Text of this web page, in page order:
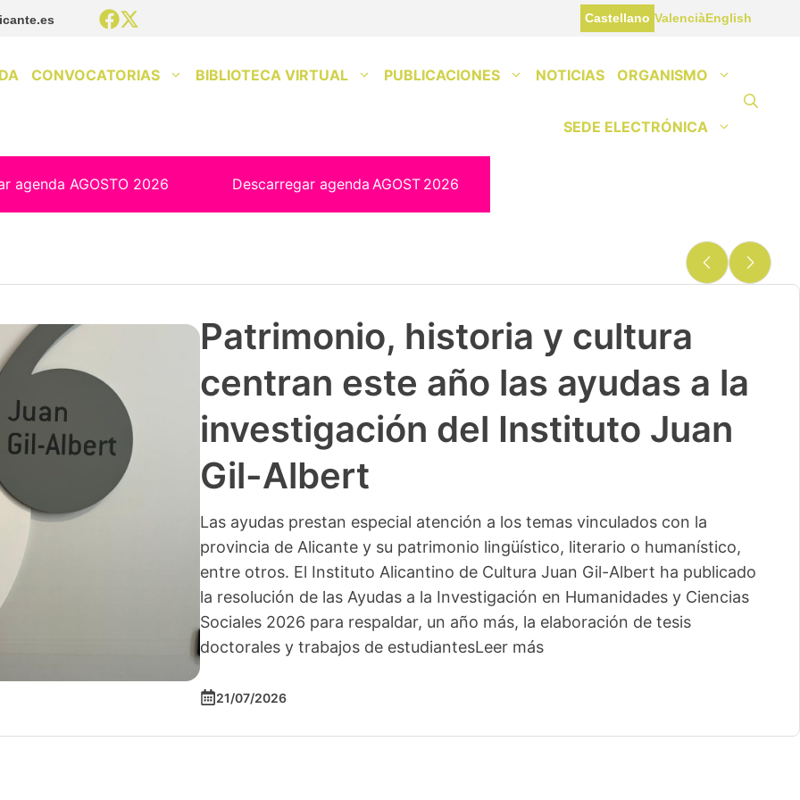
Castellano ValenciàEnglish
CONVOCATORIAS BIBLIOTECA VIRTUAL PUBLICACIONES NOTICIAS ORGANISMO
SEDE ELECTRÓNICA
agenda AGOSTO 2026 Descarregar agenda AGOST 2026
Patrimonio, historia y cultura
centran este año las ayudas a la
investigación del Instituto Juan
Gil-Albert
Las ayudas prestan especial atención a los temas vinculados con la
provincia de Alicante y su patrimonio lingüístico, literario o humanístico,
entre otros. El Instituto Alicantino de Cultura Juan Gil-Albert ha publicado
la resolución de las Ayudas a la Investigación en Humanidades y Ciencias
Sociales 2026 para respaldar, un año más, la elaboración de tesis
doctorales y trabajos de estudiantesLeer más
21/07/2026